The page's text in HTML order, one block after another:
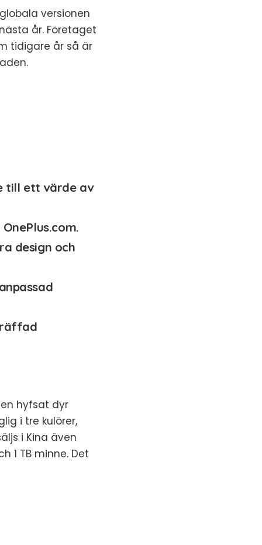
versionen
år. Företaget
tidigare år så är
till ett värde av
design och
hyfsat dyr
i tre kulörer,
i Kina även
1 TB minne. Det